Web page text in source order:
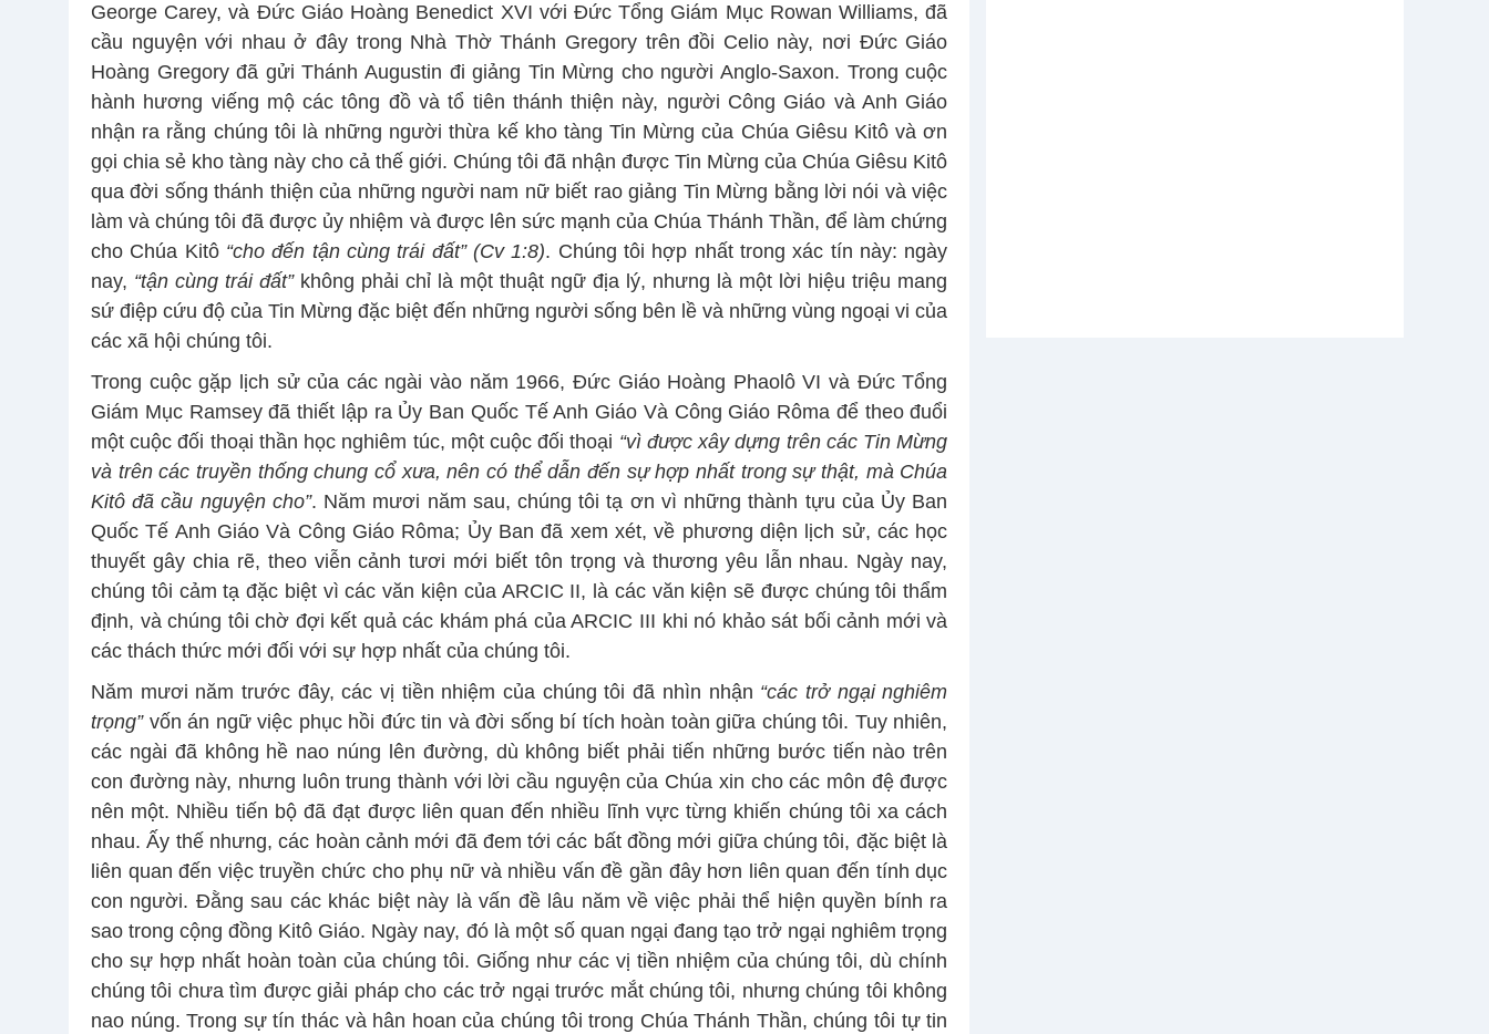
George Carey, và Đức Giáo Hoàng Benedict XVI với Đức Tổng Giám Mục Rowan Williams, đã
cầu nguyện với nhau ở đây trong Nhà Thờ Thánh Gregory trên đồi Celio này, nơi Đức Giáo
Hoàng Gregory đã gửi Thánh Augustin đi giảng Tin Mừng cho người Anglo-Saxon. Trong cuộc
hành hương viếng mộ các tông đồ và tổ tiên thánh thiện này, người Công Giáo và Anh Giáo
nhận ra rằng chúng tôi là những người thừa kế kho tàng Tin Mừng của Chúa Giêsu Kitô và ơn
gọi chia sẻ kho tàng này cho cả thế giới. Chúng tôi đã nhận được Tin Mừng của Chúa Giêsu Kitô
qua đời sống thánh thiện của những người nam nữ biết rao giảng Tin Mừng bằng lời nói và việc
làm và chúng tôi đã được ủy nhiệm và được lên sức mạnh của Chúa Thánh Thần, để làm chứng
cho Chúa Kitô “cho đến tận cùng trái đất” (Cv 1:8). Chúng tôi hợp nhất trong xác tín này: ngày
nay, “tận cùng trái đất”không phải chỉ là một thuật ngữ địa lý, nhưng là một lời hiệu triệu mang
sứ điệp cứu độ của Tin Mừng đặc biệt đến những người sống bên lề và những vùng ngoại vi của
các xã hội chúng tôi.
Trong cuộc gặp lịch sử của các ngài vào năm 1966, Đức Giáo Hoàng Phaolô VI và Đức Tổng
Giám Mục Ramsey đã thiết lập ra Ủy Ban Quốc Tế Anh Giáo Và Công Giáo Rôma để theo đuổi
một cuộc đối thoại thần học nghiêm túc, một cuộc đối thoại “vì được xây dựng trên các Tin Mừng
và trên các truyền thống chung cổ xưa, nên có thể dẫn đến sự hợp nhất trong sự thật, mà Chúa
Kitô đã cầu nguyện cho”. Năm mươi năm sau, chúng tôi tạ ơn vì những thành tựu của Ủy Ban
Quốc Tế Anh Giáo Và Công Giáo Rôma; Ủy Ban đã xem xét, về phương diện lịch sử, các học
thuyết gây chia rẽ, theo viễn cảnh tươi mới biết tôn trọng và thương yêu lẫn nhau. Ngày nay,
chúng tôi cảm tạ đặc biệt vì các văn kiện của ARCIC II, là các văn kiện sẽ được chúng tôi thẩm
định, và chúng tôi chờ đợi kết quả các khám phá của ARCIC III khi nó khảo sát bối cảnh mới và
các thách thức mới đối với sự hợp nhất của chúng tôi.
Năm mươi năm trước đây, các vị tiền nhiệm của chúng tôi đã nhìn nhận “các trở ngại nghiêm
trọng”vốn án ngữ việc phục hồi đức tin và đời sống bí tích hoàn toàn giữa chúng tôi. Tuy nhiên,
các ngài đã không hề nao núng lên đường, dù không biết phải tiến những bước tiến nào trên
con đường này, nhưng luôn trung thành với lời cầu nguyện của Chúa xin cho các môn đệ được
nên một. Nhiều tiến bộ đã đạt được liên quan đến nhiều lĩnh vực từng khiến chúng tôi xa cách
nhau. Ấy thế nhưng, các hoàn cảnh mới đã đem tới các bất đồng mới giữa chúng tôi, đặc biệt là
liên quan đến việc truyền chức cho phụ nữ và nhiều vấn đề gần đây hơn liên quan đến tính dục
con người. Đằng sau các khác biệt này là vấn đề lâu năm về việc phải thể hiện quyền bính ra
sao trong cộng đồng Kitô Giáo. Ngày nay, đó là một số quan ngại đang tạo trở ngại nghiêm trọng
cho sự hợp nhất hoàn toàn của chúng tôi. Giống như các vị tiền nhiệm của chúng tôi, dù chính
chúng tôi chưa tìm được giải pháp cho các trở ngại trước mắt chúng tôi, nhưng chúng tôi không
nao núng. Trong sự tín thác và hân hoan của chúng tôi trong Chúa Thánh Thần, chúng tôi tự tin